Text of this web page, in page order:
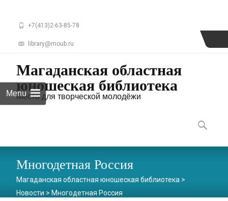
+7(413)2-63-85-78
library@moub.ru
Магаданская областная
юношеская библиотека
Место для творческой молодёжи
Menu
to
content
Найти:
Многодетная Россия
Магаданская областная юношеская библиотека >
Новости > Многодетная Россия